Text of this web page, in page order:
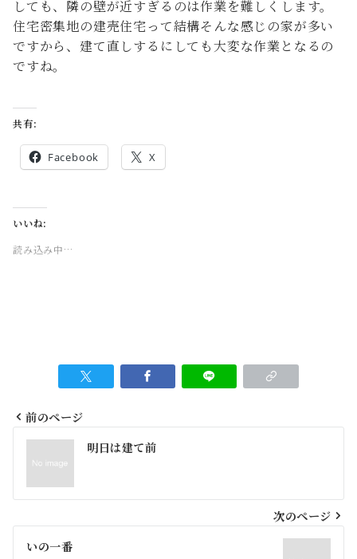
しても、隣の壁が近すぎるのは作業を難しくします。
住宅密集地の建売住宅って結構そんな感じの家が多い
ですから、建て直しするにしても大変な作業となるの
ですね。
共有:
Facebook X
いいね:
読み込み中…
投
ナ
ビ
ゲ
前のページ
明日は建て前
次のページ
いの一番